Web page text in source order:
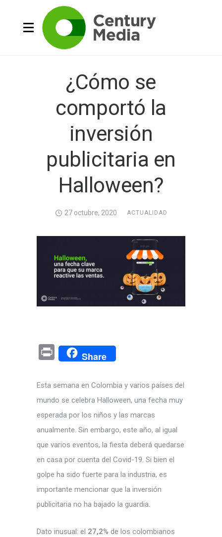
¿Cómo se
comportó la
inversión
publicitaria en
Halloween?
27 octubre, 2020 ACTUALIDAD
Pr
in
t
Share
Esta semana en Colombia y varios países del
mundo se celebra Halloween, una fecha muy
esperada por los niños y las marcas
anualmente. Sin embargo, este año, al igual
que varios eventos, la fiesta deberá quedarse
en casa por cuenta del Covid-19. Si bien el
golpe ha sido fuerte para la industria, es
importante mencionar que la inversión
publicitaria no ha bajado la guardia.
Dato inusual: el 27,2% de los colombianos